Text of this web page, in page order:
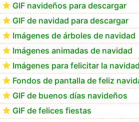
GIF navideños para descargar
GIF de navidad para descargar
Imágenes de árboles de navidad
Imágenes animadas de navidad
Imágenes para felicitar la navidad
Fondos de pantalla de feliz
GIF de buenos días navideños
GIF de felices fiestas